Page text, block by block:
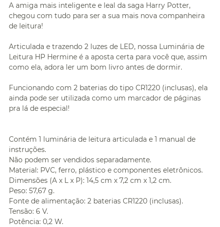
A amiga mais inteligente e leal da saga Harry Potter,
chegou com tudo para ser a sua mais nova companheira
de leitura!
Articulada e trazendo 2 luzes de LED, nossa Luminária de
Leitura HP Hermine é a aposta certa para você que, assim
como ela, adora ler um bom livro antes de dormir.
Funcionando com 2 baterias do tipo CR1220 (inclusas), ela
ainda pode ser utilizada como um marcador de páginas
pra lá de especial!
Contém 1 luminária de leitura articulada e 1 manual de
instruções.
Não podem ser vendidos separadamente.
Material: PVC, ferro, plástico e componentes eletrônicos.
Dimensões (A x L x P): 14,5 cm x 7,2 cm x 1,2 cm.
Peso: 57,67 g.
Fonte de alimentação: 2 baterias CR1220 (inclusas).
Tensão: 6 V.
Potência: 0,2 W.